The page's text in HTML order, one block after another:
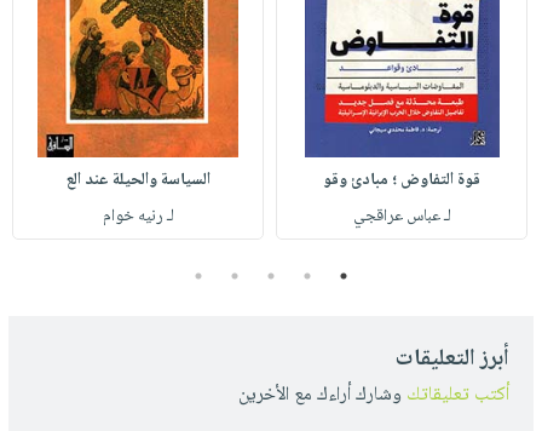
قوة التفاوض ؛ مبادئ وقو
لـ عباس عراقجي
السياسة والحيلة عند الع
لـ رنيه خوام
1
2
3
4
5
أبرز التعليقات
أكتب تعليقاتك وشارك أراءك مع الأخرين